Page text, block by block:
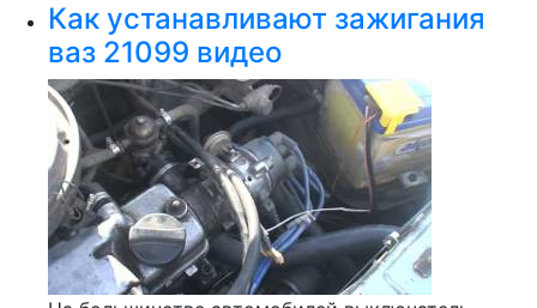
Как устанавливают зажигания
ваз 21099 видео